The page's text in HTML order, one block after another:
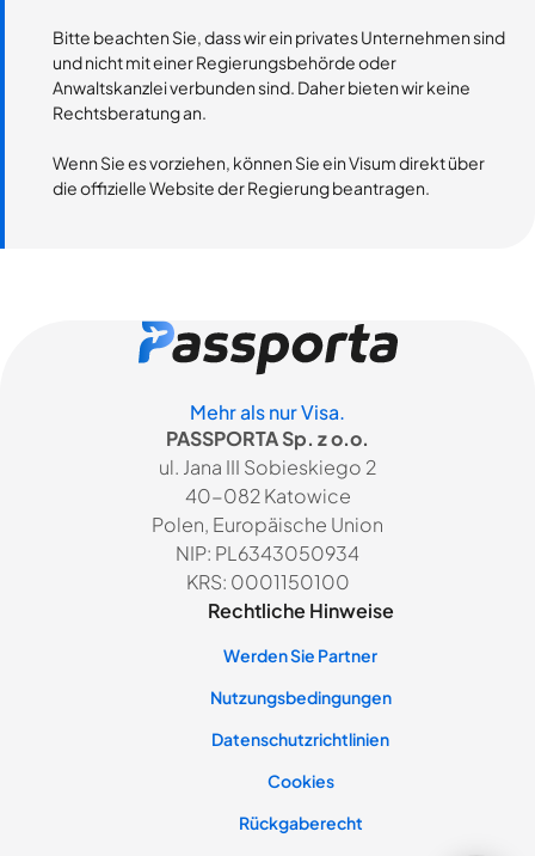
Bitte beachten Sie, dass wir ein privates Unternehmen sind
und nicht mit einer Regierungsbehörde oder
Anwaltskanzlei verbunden sind. Daher bieten wir keine
Rechtsberatung an.
Wenn Sie es vorziehen, können Sie ein Visum direkt über
die offizielle Website der Regierung beantragen.
Mehr als nur Visa.
PASSPORTA Sp. z o.o.
ul. Jana III Sobieskiego 2
40-082 Katowice
Polen, Europäische Union
NIP: PL6343050934
KRS: 0001150100
Rechtliche Hinweise
Werden Sie Partner
Nutzungsbedingungen
Datenschutzrichtlinien
Cookies
Rückgaberecht